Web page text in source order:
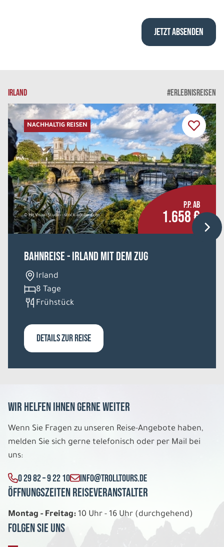
IRLAND #ERLEBNISREISEN
NACHHALTIG REISEN
© Hq Visual Studio - stock.adobe.com
P.P. AB
1.658 €
Bahnreise - Irland mit dem Zug
Irland
8 Tage
Frühstück
DETAILS ZUR REISE
Wir helfen Ihnen gerne weiter
Wenn Sie Fragen zu unseren Reise-Angebote haben,
melden Sie sich gerne telefonisch oder per Mail bei
uns:
0 29 82 – 9 22 10 INFO@TROLLTOURS.DE
Öffnungszeiten Reiseveranstalter
Montag - Freitag: 10 Uhr - 16 Uhr (durchgehend)
Folgen Sie uns